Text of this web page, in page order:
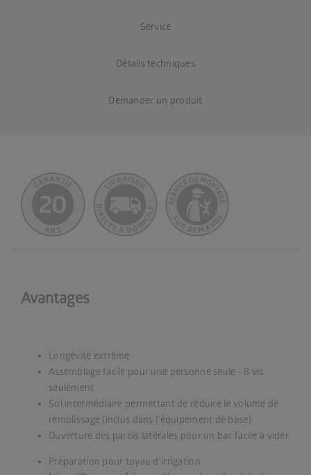
Service
Détails techniques
Demander un produit
Avantages
Longévité extrême
Assemblage facile pour une personne seule - 8 vis
seulement
Sol intermédiaire permettant de réduire le volume de
remplissage (inclus dans l’équipement de base)
Ouverture des parois latérales pour un bac facile à vider
Préparation pour tuyau d’irrigation